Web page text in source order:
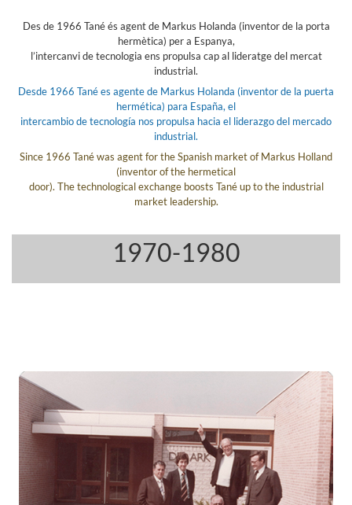
Des de 1966 Tané és agent de Markus Holanda (inventor de la porta
hermètica) per a Espanya,
l’intercanvi de tecnologia ens propulsa cap al lideratge del mercat
industrial.
Desde 1966 Tané es agente de Markus Holanda (inventor de la puerta
hermética) para España, el
intercambio de tecnología nos propulsa hacia el liderazgo del mercado
industrial.
Since 1966 Tané was agent for the Spanish market of Markus Holland
(inventor of the hermetical
door). The technological exchange boosts Tané up to the industrial
market leadership.
1970-1980